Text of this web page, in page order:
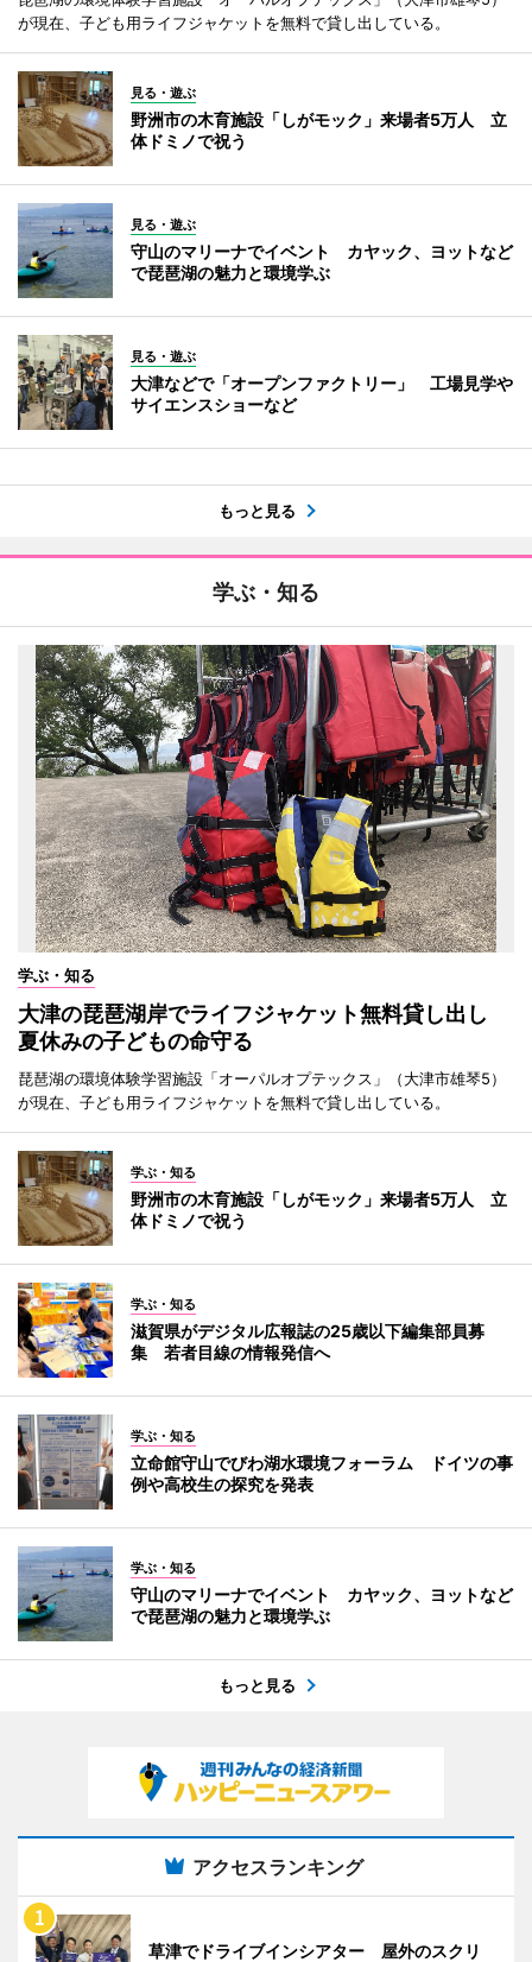
が現在、子ども用ライフジャケットを無料で貸し出している。
見る・遊ぶ
野洲市の木育施設「しがモック」来場者5万人 立
体ドミノで祝う
見る・遊ぶ
守山のマリーナでイベント カヤック、ヨットなど
で琵琶湖の魅力と環境学ぶ
見る・遊ぶ
大津などで「オープンファクトリー」 工場見学や
サイエンスショーなど
もっと見る
学ぶ・知る
学ぶ・知る
大津の琵琶湖岸でライフジャケット無料貸し出し
夏休みの子どもの命守る
琵琶湖の環境体験学習施設「オーパルオプテックス」（大津市雄琴5）
が現在、子ども用ライフジャケットを無料で貸し出している。
学ぶ・知る
野洲市の木育施設「しがモック」来場者5万人 立
体ドミノで祝う
学ぶ・知る
滋賀県がデジタル広報誌の25歳以下編集部員募
集 若者目線の情報発信へ
学ぶ・知る
立命館守山でびわ湖水環境フォーラム ドイツの事
例や高校生の探究を発表
学ぶ・知る
守山のマリーナでイベント カヤック、ヨットなど
で琵琶湖の魅力と環境学ぶ
もっと見る
アクセスランキング
草津でドライブインシアター 屋外のスクリ